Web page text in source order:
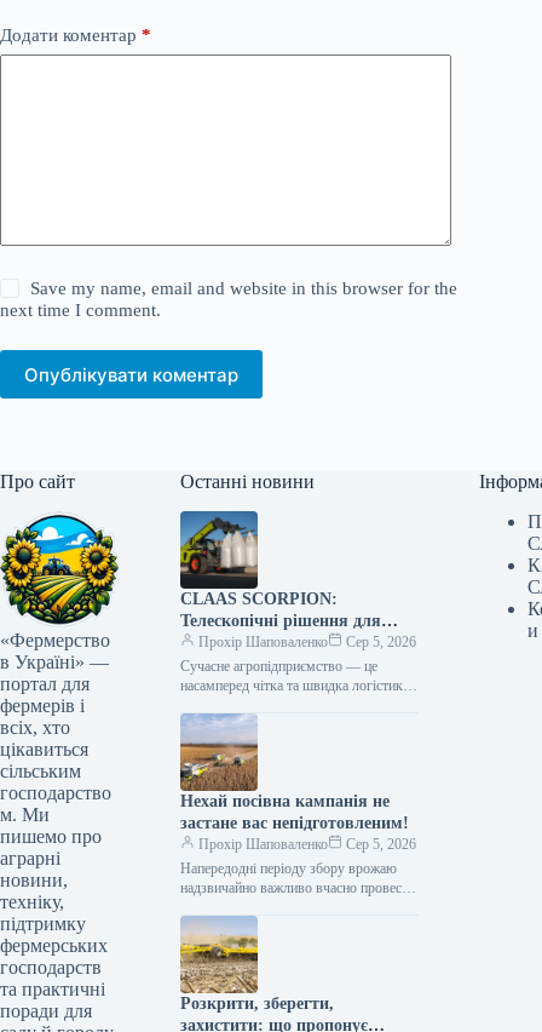
Додати коментар *
Save my name, email and website in this browser for the
next time I comment.
Опублікувати коментар
Про сайт
«Фермерство
в Україні» —
портал для
фермерів і
всіх, хто
цікавиться
сільським
господарство
м. Ми
пишемо про
аграрні
новини,
техніку,
підтримку
фермерських
господарств
та практичні
поради для
Останні новини
CLAAS SCORPION:
Телескопічні рішення для
ефективного агрологістичного
менеджменту
Прохір Шаповаленко
Сер 5, 2026
Сучасне агропідприємство — це
насамперед чітка та швидка логістика.
тисяч тонн зерна, робота з
біогазовими…
Нехай посівна кампанія не
застане вас непідготовленим!
Прохір Шаповаленко
Сер 5, 2026
Напередодні періоду збору врожаю
надзвичайно важливо вчасно провести
виконати всі процедури планового
технічного
обслуговування.Оптимальним
вибором є…
Розкрити, зберегти,
захистити: що пропонує
и